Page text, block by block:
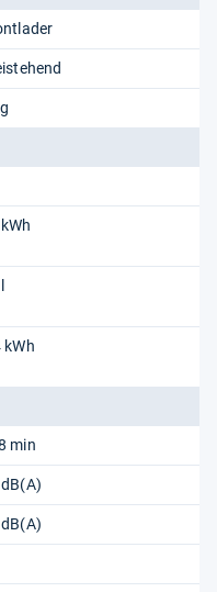
kWh
min